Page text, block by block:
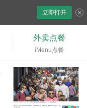
立即打开
外卖点餐
iMenu点餐